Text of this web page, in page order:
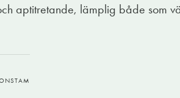
aptitretande, lämplig både som